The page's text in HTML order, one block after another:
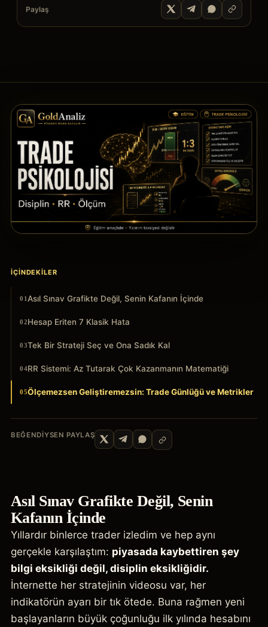
Paylaş
İÇINDEKILER
01Asıl Sınav Grafikte Değil, Senin Kafanın İçinde
02Hesap Eriten 7 Klasik Hata
03Tek Bir Strateji Seç ve Ona Sadık Kal
04RR Sistemi: Az Tutarak Çok Kazanmanın Matematiği
05Ölçemezsen Geliştiremezsin: Trade Günlüğü ve Metrikler
BEĞENDIYSEN PAYLAŞ
Asıl Sınav Grafikte Değil, Senin
Kafanın İçinde
Yıllardır binlerce trader izledim ve hep aynı
gerçekle karşılaştım: piyasada kaybettiren şey
bilgi eksikliği değil, disiplin eksikliğidir.
İnternette her stratejinin videosu var, her
indikatörün ayarı bir tık ötede. Buna rağmen yeni
başlayanların büyük çoğunluğu ilk yılında hesabını